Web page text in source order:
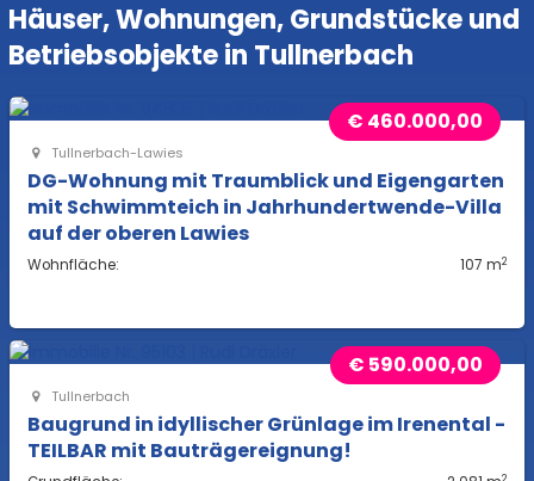
Häuser, Wohnungen, Grundstücke und
Betriebsobjekte in Tullnerbach
€ 460.000,00
Tullnerbach-Lawies
DG-Wohnung mit Traumblick und Eigengarten
mit Schwimmteich in Jahrhundertwende-Villa
auf der oberen Lawies
Wohnfläche: 107 m2
€ 590.000,00
Tullnerbach
Baugrund in idyllischer Grünlage im Irenental -
TEILBAR mit Bauträgereignung!
2